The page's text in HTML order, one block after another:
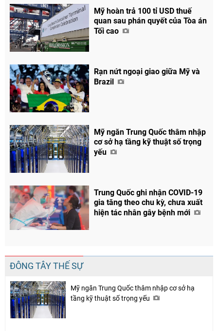
Chia sẻ
Mỹ hoàn trả 100 tỉ USD thuế
quan sau phán quyết của Tòa án
Tối cao
Rạn nứt ngoại giao giữa Mỹ và
Brazil
Mỹ ngăn Trung Quốc thâm nhập
cơ sở hạ tầng kỹ thuật số trọng
yếu
Trung Quốc ghi nhận COVID-19
gia tăng theo chu kỳ, chưa xuất
hiện tác nhân gây bệnh mới
ĐÔNG TÂY THẾ SỰ
Mỹ ngăn Trung Quốc thâm nhập cơ sở hạ
tầng kỹ thuật số trọng yếu